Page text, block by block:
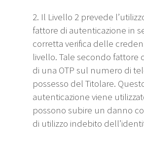
2. Il Livello 2 prevede
fattore di autenticazione in
corretta verifica delle
livello. Tale secondo fattore
di una OTP sul numero di
possesso del Titolare.
autenticazione viene
possono subire un danno
di utilizzo indebito